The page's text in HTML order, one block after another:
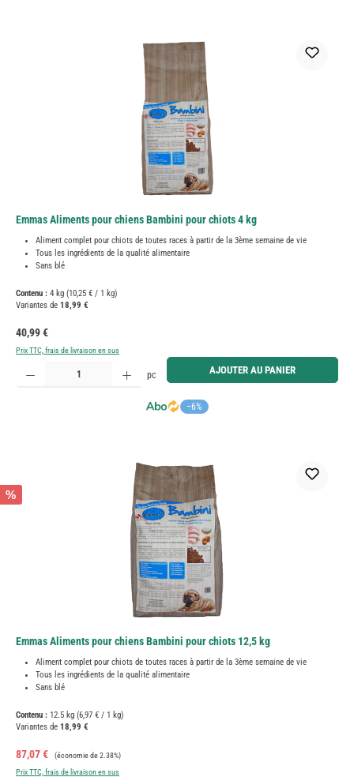
Emmas Aliments pour chiens Bambini pour chiots 4 kg
Aliment complet pour chiots de toutes races à partir de la 3ème semaine de vie
Tous les ingrédients de la qualité alimentaire
Sans blé
Contenu : 4 kg (10,25 € / 1 kg)
Variantes de 18,99 €
Prix régulier :
40,99 €
Prix TTC, frais de livraison en sus
−6%
Quantité de produit : Entrez la quantité souhaitée ou utilisez les boutons pour augmenter ou
pc AJOUTER AU PANIER
%
Emmas Aliments pour chiens Bambini pour chiots 12,5 kg
Aliment complet pour chiots de toutes races à partir de la 3ème semaine de vie
Tous les ingrédients de la qualité alimentaire
Sans blé
Contenu : 12.5 kg (6,97 € / 1 kg)
Variantes de 18,99 €
Prix de vente :
87,07 € Prix régulier :
(économie de 2.38%)
Prix TTC, frais de livraison en sus